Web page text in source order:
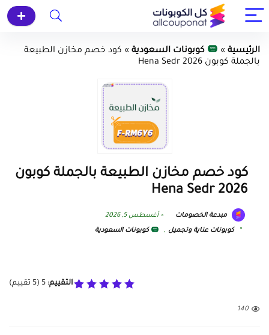
الرئيسية » كوبونات السعودية » كود خصم مخازن الطبيعة
بالجملة كوبون Hena Sedr 2026
كود خصم مخازن الطبيعة بالجملة كوبون
Hena Sedr 2026
مبدعة الخصومات أغسطس 5, 2026
كوبونات عناية وتجميل , كوبونات السعودية
التقييم: 5
(
5 تقييم)
140